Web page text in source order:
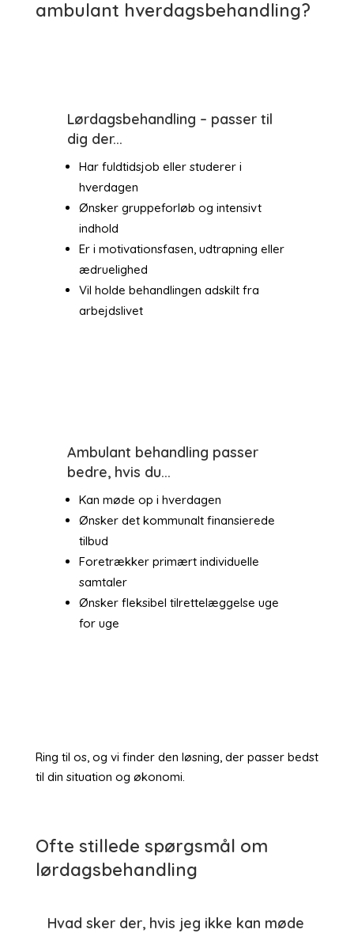
ambulant hverdagsbehandling?
Lørdagsbehandling – passer til
dig der...
Har fuldtidsjob eller studerer i
hverdagen
Ønsker gruppeforløb og intensivt
indhold
Er i motivationsfasen, udtrapning eller
ædruelighed
Vil holde behandlingen adskilt fra
arbejdslivet
Ambulant behandling passer
bedre, hvis du...
Kan møde op i hverdagen
Ønsker det kommunalt finansierede
tilbud
Foretrækker primært individuelle
samtaler
Ønsker fleksibel tilrettelæggelse uge
for uge
Ring til os, og vi finder den løsning, der passer bedst
til din situation og økonomi.
Ofte stillede spørgsmål om
lørdagsbehandling
Hvad sker der, hvis jeg ikke kan møde